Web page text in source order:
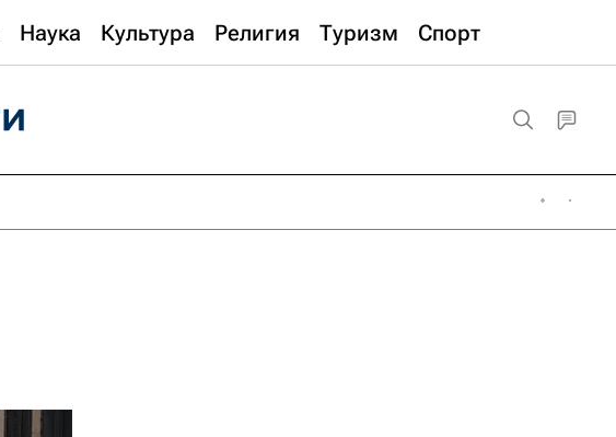
Наука Культура Религия Туризм Спорт